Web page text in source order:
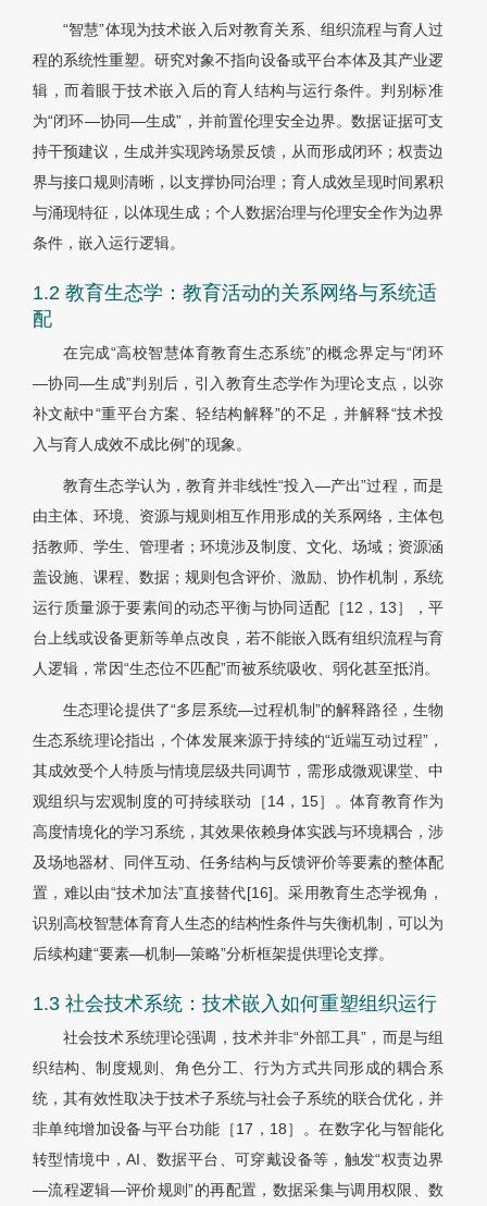
“智慧”体现为技术嵌入后对教育关系、组织流程与育人过
程的系统性重塑。研究对象不指向设备或平台本体及其产业逻
辑，而着眼于技术嵌入后的育人结构与运行条件。判别标准
为“闭环—协同—生成”，并前置伦理安全边界。数据证据可支
持干预建议，生成并实现跨场景反馈，从而形成闭环；权责边
界与接口规则清晰，以支撑协同治理；育人成效呈现时间累积
与涌现特征，以体现生成；个人数据治理与伦理安全作为边界
条件，嵌入运行逻辑。
1.2 教育生态学：教育活动的关系网络与系统适
配
在完成“高校智慧体育教育生态系统”的概念界定与“闭环
—协同—生成”判别后，引入教育生态学作为理论支点，以弥
补文献中“重平台方案、轻结构解释”的不足，并解释“技术投
入与育人成效不成比例”的现象。
教育生态学认为，教育并非线性“投入—产出”过程，而是
由主体、环境、资源与规则相互作用形成的关系网络，主体包
括教师、学生、管理者；环境涉及制度、文化、场域；资源涵
盖设施、课程、数据；规则包含评价、激励、协作机制，系统
运行质量源于要素间的动态平衡与协同适配［12，13］，平
台上线或设备更新等单点改良，若不能嵌入既有组织流程与育
人逻辑，常因“生态位不匹配”而被系统吸收、弱化甚至抵消。
生态理论提供了“多层系统—过程机制”的解释路径，生物
生态系统理论指出，个体发展来源于持续的“近端互动过程”，
其成效受个人特质与情境层级共同调节，需形成微观课堂、中
观组织与宏观制度的可持续联动［14，15］。体育教育作为
高度情境化的学习系统，其效果依赖身体实践与环境耦合，涉
及场地器材、同伴互动、任务结构与反馈评价等要素的整体配
置，难以由“技术加法”直接替代[16]。采用教育生态学视角，
识别高校智慧体育育人生态的结构性条件与失衡机制，可以为
后续构建“要素—机制—策略”分析框架提供理论支撑。
1.3 社会技术系统：技术嵌入如何重塑组织运行
社会技术系统理论强调，技术并非“外部工具”，而是与组
织结构、制度规则、角色分工、行为方式共同形成的耦合系
统，其有效性取决于技术子系统与社会子系统的联合优化，并
非单纯增加设备与平台功能［17，18］。在数字化与智能化
转型情境中，AI、数据平台、可穿戴设备等，触发“权责边界
—流程逻辑—评价规则”的再配置，数据采集与调用权限、数